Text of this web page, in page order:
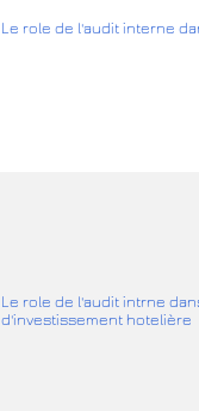
Le role de l'audit interne
Le role de l'audit intrne
d'investissement hotelière